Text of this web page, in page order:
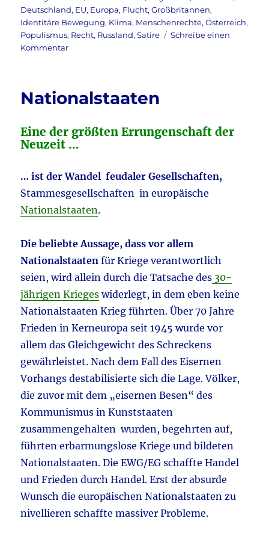
e
b
o
k
te
r
l
n
am
Deutschland, EU, Europa, Flucht,Großbritannen,
Identitäre Bewegung, Klima, Menschenrechte,Österreich,
Populismus, Recht, Russland,Satire
Schreibe einen
Kommentarzu
durchgestochen:
…
Nationalstaaten
Eine der größten Errungenschaft der
Neuzeit …
… ist der Wandel feudaler Gesellschaften,
Stammesgesellschaften in europäische
Nationalstaaten.
Die beliebte Aussage, dass vor allem
Nationalstaaten für Kriege verantwortlich
seien, wird allein durch die Tatsache des 30-
jährigen Kriegeswiderlegt, in dem eben keine
Nationalstaaten Krieg führten. Über 70 Jahre
Frieden in Kerneuropa seit 1945 wurde vor
allem das Gleichgewicht des Schreckens
gewährleistet. Nach dem Fall des Eisernen
Vorhangs destabilisierte sich die Lage. Völker,
die zuvor mit dem „eisernen Besen“ des
Kommunismus in Kunststaaten
zusammengehalten wurden, begehrten auf,
führten erbarmungslose Kriege und bildeten
Nationalstaaten. Die EWG/EG schaffte Handel
und Frieden durch Handel. Erst der absurde
Wunsch die europäischen Nationalstaaten zu
nivellieren schaffte massiver Probleme.